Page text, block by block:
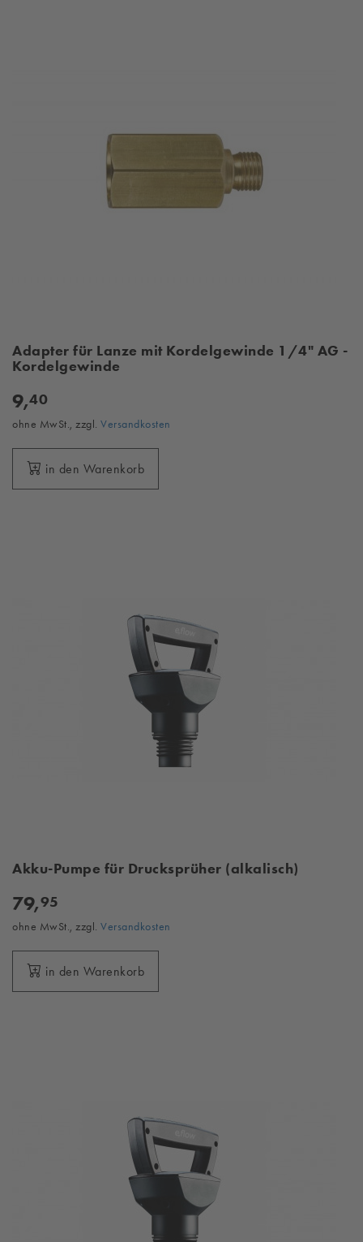
Adapter für Lanze mit Kordelgewinde 1/4" AG -
Kordelgewinde
9,40
ohne MwSt., zzgl. Versandkosten
in den Warenkorb
Akku-Pumpe für Drucksprüher (alkalisch)
79,95
ohne MwSt., zzgl. Versandkosten
in den Warenkorb